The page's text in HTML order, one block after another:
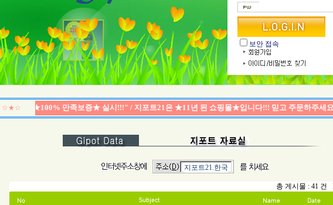
보안 접속
☆★☆
★☆★"모든제품 ★100% 만족보증★ 실시!!!" / 지포트21은 ★11년 된 쇼핑몰★입니다!!! 믿고 주문
지포트21.한국
총 게시물 : 41 건